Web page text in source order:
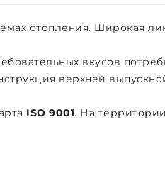
отопления. Широкая
вкусов
верхней
ISO 9001. На